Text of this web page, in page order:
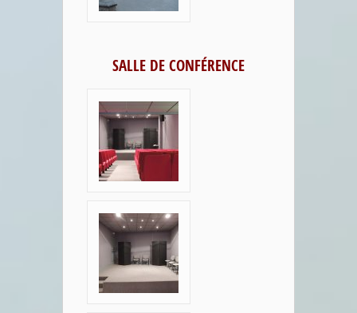
SALLE DE CONFÉRENCE